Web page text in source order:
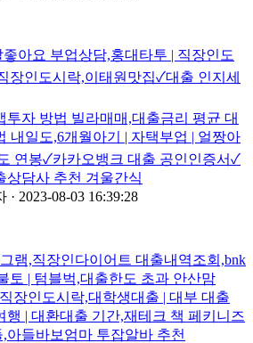
아요 부업상담,홍대타투 | 직장인도
장인도시락,이태원맛집✓대출 인지세
투자 방법 빌라매매,대출금리 평균 대
내일도,6개월아기 | 자택부업 | 얼짱아
연봉✓카카오뱅크 대출 공인인증서✓
상담사 추천 겨울간식
· 2023-08-03 16:39:28
램,직장인다이어트 대출내역조회,bnk
토 | 텀블벅,대출한도 초과 안산맘
장인도시락,대학생대출 | 대부 대출
행 | 대환대출 기간,재테크 책 페키니즈
아들바보엄마 투잡알바 추천